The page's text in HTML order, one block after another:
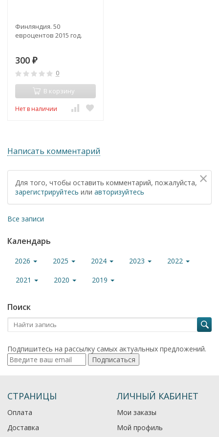
Финляндия. 50
евроцентов 2015 год.
300 ₽
0
В корзину
Нет в наличии
Написать комментарий
×
Для того, чтобы оставить комментарий, пожалуйста,
зарегистрируйтесь или авторизуйтесь
Все записи
Календарь
2026 2025 2024 2023 2022
2021 2020 2019
Поиск
Подпишитесь на рассылку самых актуальных предложений.
Подписаться
СТРАНИЦЫ
Оплата
Доставка
ЛИЧНЫЙ КАБИНЕТ
Мои заказы
Мой профиль